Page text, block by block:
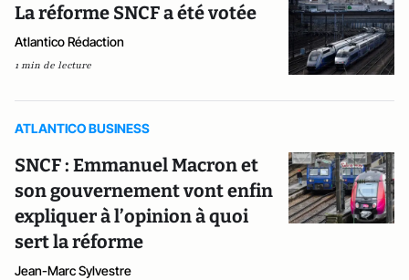
La réforme SNCF a été votée
Atlantico Rédaction
1 min de lecture
ATLANTICO BUSINESS
SNCF : Emmanuel Macron et
son gouvernement vont enfin
expliquer à l’opinion à quoi
sert la réforme
Jean-Marc Sylvestre